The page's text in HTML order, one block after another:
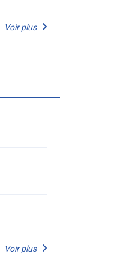
Voir plus
Voir plus